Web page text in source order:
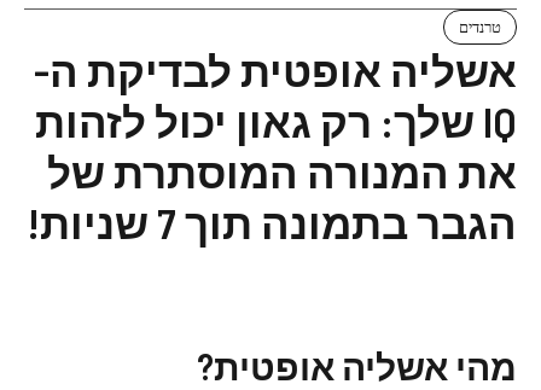
טרנדים
אשליה אופטית לבדיקת ה-
IQ שלך: רק גאון יכול לזהות
את המנורה המוסתרת של
הגבר בתמונה תוך 7 שניות!
מהי אשליה אופטית?